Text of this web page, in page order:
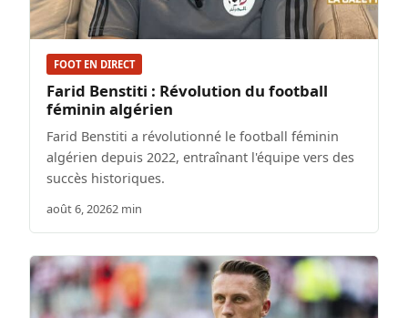
FOOT EN DIRECT
Farid Benstiti : Révolution du football
féminin algérien
Farid Benstiti a révolutionné le football féminin
algérien depuis 2022, entraînant l'équipe vers des
succès historiques.
août 6, 20262 min